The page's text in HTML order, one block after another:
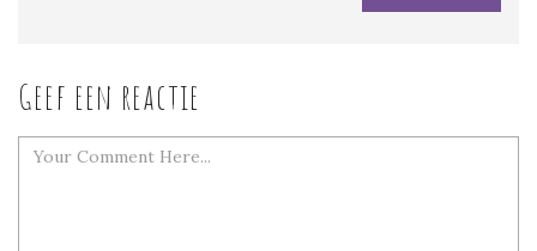
Geef een reactie